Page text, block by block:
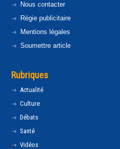
Nous contacter
Régie publicitaire
Mentions légales
Soumettre article
Rubriques
Actualité
Culture
Débats
Santé
Vidéos